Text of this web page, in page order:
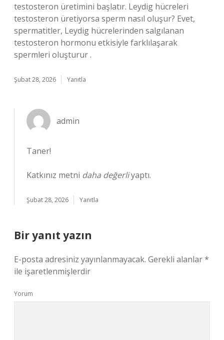
testosteron üretimini başlatır. Leydig hücreleri
testosteron üretiyorsa sperm nasıl oluşur? Evet,
spermatitler, Leydig hücrelerinden salgılanan
testosteron hormonu etkisiyle farklılaşarak
spermleri oluşturur .
Şubat 28, 2026 Yanıtla
admin
Taner!
Katkınız metni daha değerliyaptı.
Şubat 28, 2026 Yanıtla
Bir yanıt yazın
E-posta adresiniz yayınlanmayacak. Gerekli alanlar*
ile işaretlenmişlerdir
Yorum